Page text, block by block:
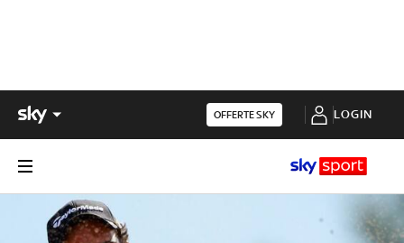
OFFERTE SKY LOGIN